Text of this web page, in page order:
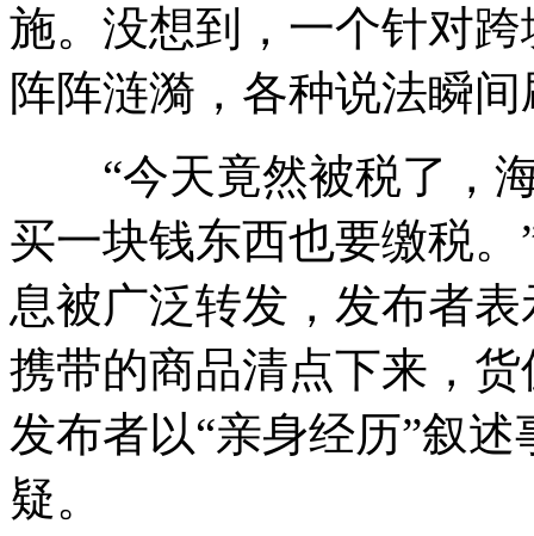
施。没想到，一个针对
阵阵涟漪，各种说法瞬间
“今天竟然被税了，海
买一块钱东西也要缴税
息被广泛转发，发布者
携带的商品清点下来，
发布者以“亲身经历”叙
疑。